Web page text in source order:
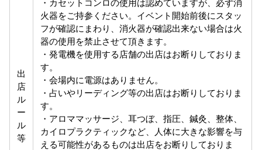
出
店
ル
ー
ル
等
・カセットコンロの使用は認めていますが、必ず消
火器をご持参ください。イベント開始前後にスタッ
フが確認にまわり、消火器が確認出来ない場合は火
器の使用を禁止させて頂きます。
・発電機を使用する店舗の出店はお断りしておりま
す。
・会場内に電源はありません。
・占いやリーディング等の出店はお断りしておりま
す。
・アロママッサージ、耳つぼ、指圧、鍼灸、整体、
カイロプラクティックなど、人体に大きな影響を与
える可能性があるものは出店をお断りしておりま